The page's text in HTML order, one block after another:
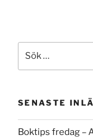
efter:
SENASTE
Boktips fredag –